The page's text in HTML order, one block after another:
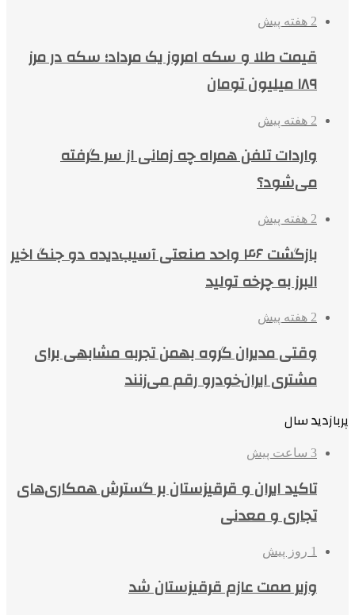
2 هفته پیش
قیمت طلا و سکه امروز یک مرداد؛ سکه در مرز
۱۸۹ میلیون تومان
2 هفته پیش
واردات تلفن همراه چه زمانی از سر گرفته
می‌شود؟
2 هفته پیش
بازگشت ۴۶ واحد صنعتی آسیب‌دیده دو جنگ اخیر
البرز به چرخه تولید
2 هفته پیش
وقتی مدیران گروه بهمن تجربه مشابهی برای
مشتری ایران‌خودرو رقم می‌زنند
پربازدید سال
3 ساعت پیش
تاکید ایران و قرقیزستان بر گسترش همکاری‌های
تجاری و معدنی
1 روز پیش
وزیر صمت عازم قرقیزستان شد